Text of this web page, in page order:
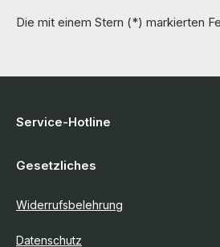
Die mit einem Stern (*) markierten
Service-Hotline
Gesetzliches
Widerrufsbelehrung
Datenschutz